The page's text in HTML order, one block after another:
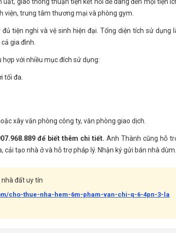
viện, trung tâm thương mại và phòng gym.
tiện nghi và vệ sinh hiện đại. Tổng diện tích sử dụng
gia đình.
hợp với nhiều mục đích sử dụng:
tối đa.
xây văn phòng công ty, văn phòng giao dịch.
để biết thêm chi tiết. Anh Thành cũng hỗ
tạo nhà ở và hỗ trợ pháp lý. Nhận ký gửi bán nhà dùm.
đất uy tín
cho-thue-nha-hem-6m-pham-van-chi-q-6-4pn-3-la